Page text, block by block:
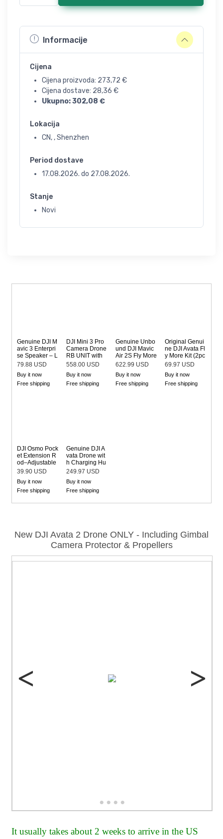
Informacije
Cijena
Cijena proizvoda: 273,72 €
Cijena dostave: 28,36 €
Ukupno:302,08 €
Lokacija
CN, , Shenzhen
Period dostave
17.08.2026. do 27.08.2026.
Stanje
Novi